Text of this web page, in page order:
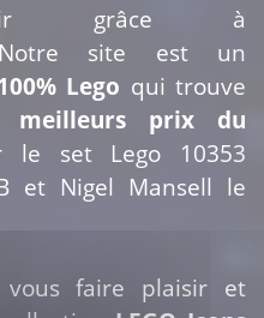
grâce à
Notre site est un
Lego qui trouve
meilleurs prix du
le set Lego 10353
et Nigel Mansell le
vous faire plaisir et